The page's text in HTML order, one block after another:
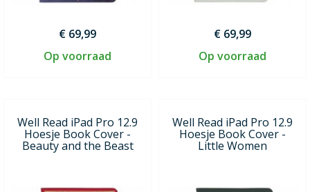
€ 69,99
Op voorraad
€ 69,99
Op voorraad
Well Read iPad Pro 12.9
Hoesje Book Cover -
Beauty and the Beast
Well Read iPad Pro 12.9
Hoesje Book Cover -
Little Women